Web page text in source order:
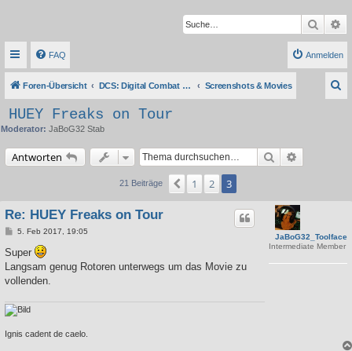
Suche
FAQ Anmelden
Foren-Übersicht DCS: Digital Combat Simulator Series Screenshots & Movies
HUEY Freaks on Tour
Moderator: JaBoG32 Stab
Antworten Suche
21 Beiträge Vorherige
1 2 3
JaBoG32_Toolface
Intermediate Member
Re: HUEY Freaks on Tour
B
t
r
a
g
5. Feb 2017, 19:05
Super
Langsam genug Rotoren unterwegs um das Movie zu
vollenden.
Ignis cadent de caelo.